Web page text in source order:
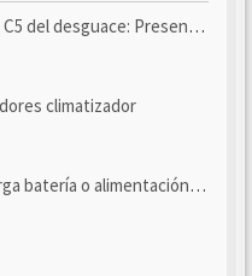
Presentación y seguimiento
climatizador
o alimentación eléctri...